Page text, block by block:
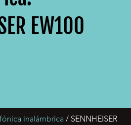
EW100
inalámbrica / SENNHEISER